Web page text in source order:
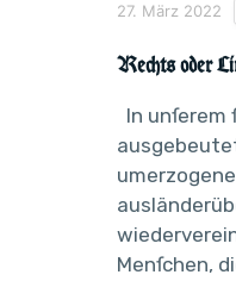
27. März 2022
Rechts oder
In unſerem
Menſchen,